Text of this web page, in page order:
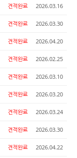
견적완료 2026.03.16
견적완료 2026.03.30
견적완료 2026.04.20
견적완료 2026.02.25
견적완료 2026.03.10
견적완료 2026.03.20
견적완료 2026.03.24
견적완료 2026.03.30
견적완료 2026.04.22